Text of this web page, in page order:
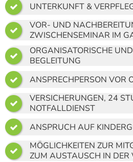
 UNTERKUNFT &

VOR- UND
ZWISCHENSEMINAR IM

ORGANISATORISCHE
BEGLEITUNG
 ANSPRECHPERSON VOR

VERSICHERUNGEN, 24
NOTFALLDIENST
 ANSPRUCH AUF

MÖGLICHKEITEN ZUR
ZUM AUSTAUSCH IN